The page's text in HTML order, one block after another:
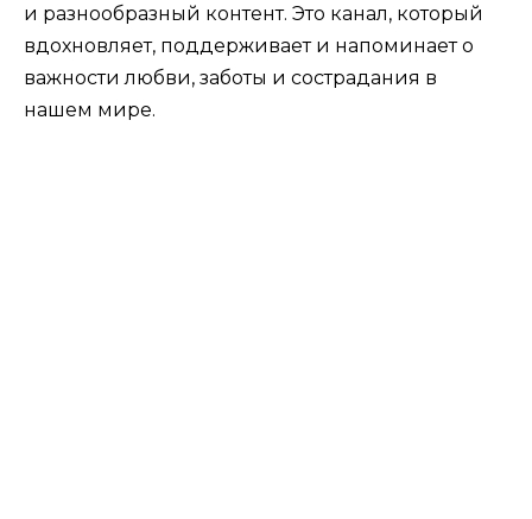
и разнообразный контент. Это канал, который
вдохновляет, поддерживает и напоминает о
важности любви, заботы и сострадания в
нашем мире.